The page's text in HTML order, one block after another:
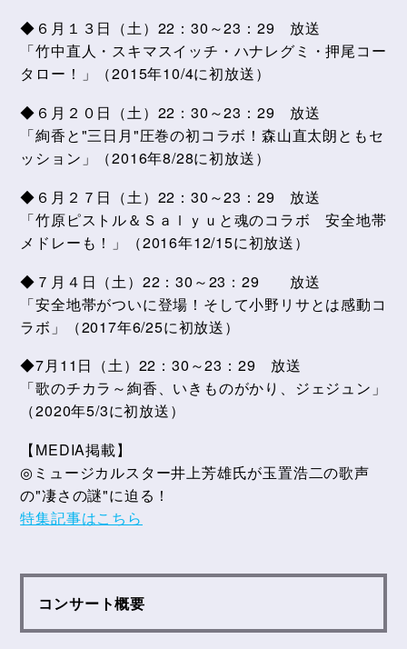
◆６月１３日（土）22：30～23：29 放送
「竹中直人・スキマスイッチ・ハナレグミ・押尾コー
タロー！」（2015年10/4に初放送）
◆６月２０日（土）22：30～23：29 放送
「絢香と"三日月"圧巻の初コラボ！森山直太朗ともセ
ッション」（2016年8/28に初放送）
◆６月２７日（土）22：30～23：29 放送
「竹原ピストル＆Ｓａｌｙｕと魂のコラボ 安全地帯
メドレーも！」（2016年12/15に初放送）
◆７月４日（土）22：30～23：29 放送
「安全地帯がついに登場！そして小野リサとは感動コ
ラボ」（2017年6/25に初放送）
◆7月11日（土）22：30～23：29 放送
「歌のチカラ～絢香、いきものがかり、ジェジュン」
（2020年5/3に初放送）
【MEDIA掲載】
◎ミュージカルスター井上芳雄氏が玉置浩二の歌声
の"凄さの謎"に迫る！
特集記事はこちら
コンサート概要